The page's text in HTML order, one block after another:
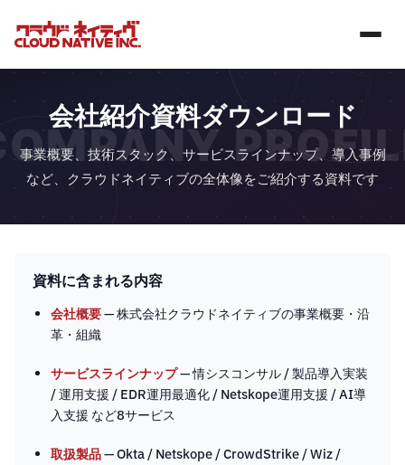
会社紹介資料ダウンロード
事業概要、技術スタック、サービスラインナップ、導入事例
など、クラウドネイティブの全体像をご紹介する資料です
資料に含まれる内容
会社概要— 株式会社クラウドネイティブの事業概要・沿
革・組織
サービスラインナップ— 情シスコンサル / 製品導入実装
/ 運用支援 / EDR運用最適化 / Netskope運用支援 / AI導
入支援 など8サービス
取扱製品— Okta / Netskope / CrowdStrike / Wiz /